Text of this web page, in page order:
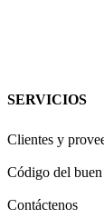
SERVICIOS
Clientes y
Código del
Contáctenos